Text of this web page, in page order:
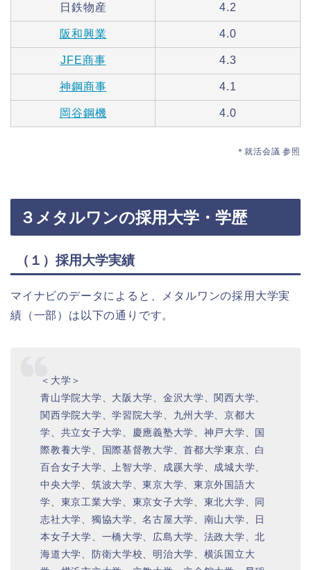
日鉄物産 4.2
阪和興業 4.0
JFE商事 4.3
神鋼商事 4.1
岡谷鋼機 4.0
＊就活会議 参照
３メタルワンの採用大学・学歴
（１）採用大学実績
マイナビのデータによると、メタルワンの採用大学実
績（一部）は以下の通りです。
＜大学＞
青山学院大学、大阪大学、金沢大学、関西大学、
関西学院大学、学習院大学、九州大学、京都大
学、共立女子大学、慶應義塾大学、神戸大学、国
際教養大学、国際基督教大学、首都大学東京、白
百合女子大学、上智大学、成蹊大学、成城大学、
中央大学、筑波大学、東京大学、東京外国語大
学、東京工業大学、東京女子大学、東北大学、同
志社大学、獨協大学、名古屋大学、南山大学、日
本女子大学、一橋大学、広島大学、法政大学、北
海道大学、防衛大学校、明治大学、横浜国立大